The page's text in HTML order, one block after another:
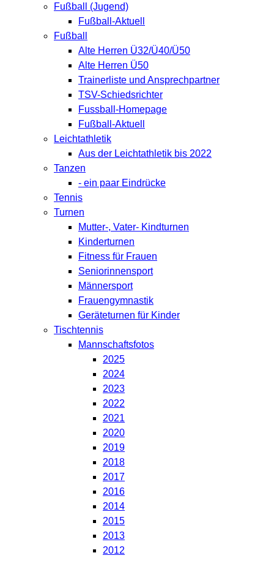
Fußball (Jugend)
Fußball-Aktuell
Fußball
Alte Herren Ü32/Ü40/Ü50
Alte Herren Ü50
Trainerliste und Ansprechpartner
TSV-Schiedsrichter
Fussball-Homepage
Fußball-Aktuell
Leichtathletik
Aus der Leichtathletik bis 2022
Tanzen
- ein paar Eindrücke
Tennis
Turnen
Mutter-, Vater- Kindturnen
Kinderturnen
Fitness für Frauen
Seniorinnensport
Männersport
Frauengymnastik
Geräteturnen für Kinder
Tischtennis
Mannschaftsfotos
2025
2024
2023
2022
2021
2020
2019
2018
2017
2016
2014
2015
2013
2012